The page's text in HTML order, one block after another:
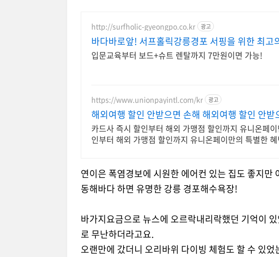
http://surfholic-gyeongpo.co.kr 광고
바다바로앞! 서프홀릭강릉경포 서핑을 위한 최고
입문교육부터 보드+슈트 렌탈까지 7만원이면 가능!
https://www.unionpayintl.com/kr 광고
해외여행 할인 안받으면 손해 해외여행 할인 안받
카드사 즉시 할인부터 해외 가맹점 할인까지 유니온페
인부터 해외 가맹점 할인까지 유니온페이만의 특별한
연이은 폭염경보에 시원한 에어컨 있는 집도 좋지
동해바다 하면 유명한 강릉 경포해수욕장!
바가지요금으로 뉴스에 오르락내리락했던 기억이
로 무난하더라고요.
오랜만에 갔더니 오리바위 다이빙 체험도 할 수 있